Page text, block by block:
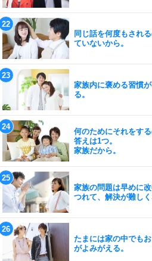
同じ話を何度もされ
ていないから。
家族内に褒める習慣
る。
何のためにそれをする
答えは1つ。
家族だから。
家族の問題は早めに
つれて、解決が難しく
たまには家の中でも
がよみがえる。